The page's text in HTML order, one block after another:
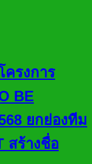
รงการ
BE
ยกย่องทีม
สร้างชื่อ